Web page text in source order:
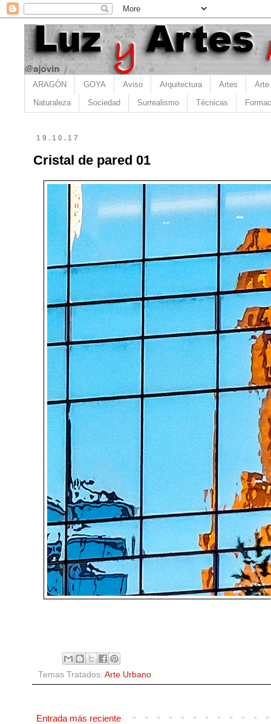
ARAGÓN GOYA Aviso Arquitectura Artes Arte
Naturaleza Sociedad Surrealismo Técnicas
19.10.17
Cristal de pared 01
Temas Tratados: Arte Urbano
Entrada más reciente